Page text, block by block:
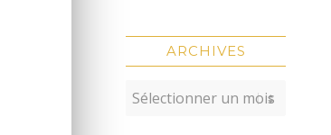
ARCHIVES